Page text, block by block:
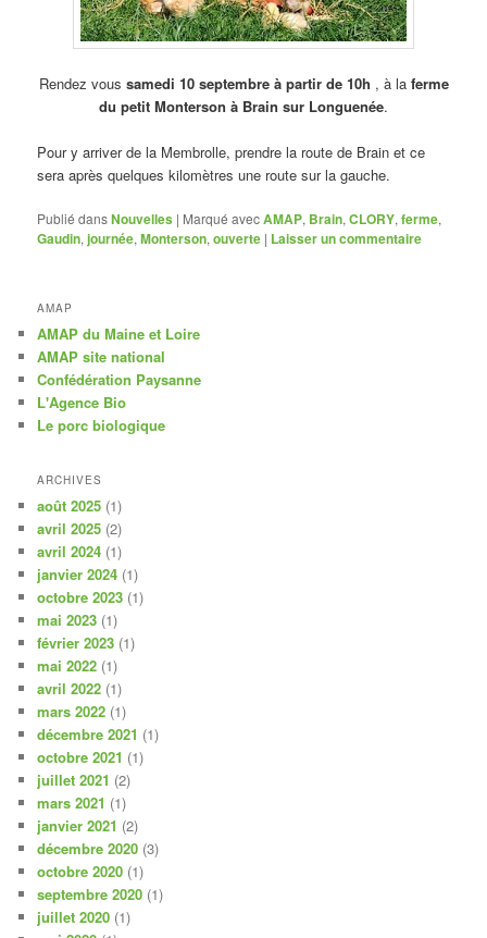
Rendez vous samedi 10 septembre à partir de 10h , à la ferme
du petit Monterson à Brain sur Longuenée.
Pour y arriver de la Membrolle, prendre la route de Brain et ce
sera après quelques kilomètres une route sur la gauche.
Publié dansNouvelles | Marqué avecAMAP, Brain,CLORY,ferme,
Gaudin,journée,Monterson,ouverte | Laisser un commentaire
AMAP
AMAP du Maine et Loire
AMAP site national
Confédération Paysanne
L'Agence Bio
Le porc biologique
ARCHIVES
août 2025 (1)
avril 2025 (2)
avril 2024 (1)
janvier 2024 (1)
octobre 2023 (1)
mai 2023 (1)
février 2023 (1)
mai 2022 (1)
avril 2022 (1)
mars 2022 (1)
décembre 2021 (1)
octobre 2021 (1)
juillet 2021 (2)
mars 2021 (1)
janvier 2021 (2)
décembre 2020 (3)
octobre 2020 (1)
septembre 2020 (1)
juillet 2020 (1)